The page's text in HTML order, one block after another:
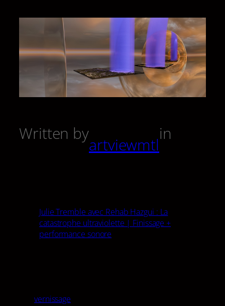
Written by
artviewmtl
in
Julie Tremble avec Rehab Hazgui : La
catastrophe ultraviolette | Finissage +
performance sonore
vernissage